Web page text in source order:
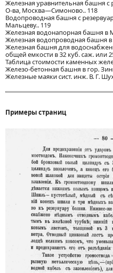
Железная уравнительная башня с
О-ва, Москва—Симоново.. 118
Водопроводная башня с
Мальцеву.. 119
Железная водонапорная башня в
Железная водопроводная башня в
Железная башня для
общей емкости в 32 куб. саж. или
Таблица стоимости каменных
Железо-бетонная башня в гор.
Железные маяки сист. инж. В. Г.
Примеры страниц